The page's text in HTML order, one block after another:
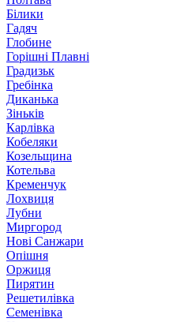
Білики
Гадяч
Глобине
Горішні Плавні
Градизьк
Гребінка
Диканька
Зіньків
Карлівка
Кобеляки
Козельщина
Котельва
Кременчук
Лохвиця
Лубни
Миргород
Нові Санжари
Опішня
Оржиця
Пирятин
Решетилівка
Семенівка